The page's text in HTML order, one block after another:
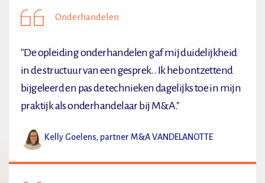
Onderhandelen
"De opleiding onderhandelen gaf mij duidelijkheid
in de structuur van een gesprek.. Ik heb ontzettend
bijgeleerd en pas de technieken dagelijks toe in mijn
praktijk als onderhandelaar bij M&A."
Kelly Goelens, partner M&A VANDELANOTTE